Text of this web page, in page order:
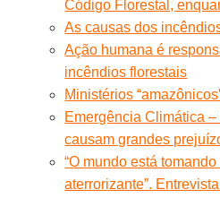
Código Florestal,
As causas dos
Ação humana é
incêndios florestais
Ministérios
Emergência Climática
causam grandes
“O mundo está
aterrorizante”.